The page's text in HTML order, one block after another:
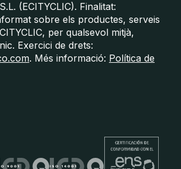
(ECITYCLIC). Finalitat:
sobre els productes, serveis
per qualsevol mitjà,
Exercici de drets:
. Més informació: Política de